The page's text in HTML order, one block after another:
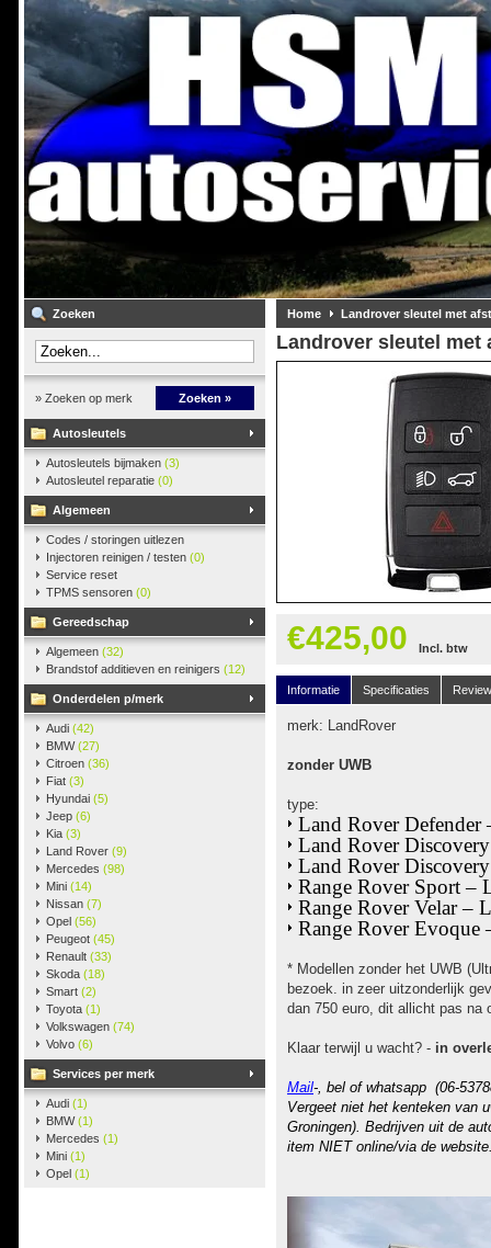
Zoeken
» Zoeken op merk Zoeken »
Autosleutels
Autosleutels bijmaken (3)
Autosleutel reparatie (0)
Algemeen
Codes / storingen uitlezen
Injectoren reinigen / testen (0)
Service reset
TPMS sensoren (0)
Gereedschap
Algemeen (32)
Brandstof additieven en reinigers (12)
Onderdelen p/merk
Audi (42)
BMW(27)
Citroen (36)
Fiat (3)
Hyundai (5)
Jeep (6)
Kia (3)
Land Rover (9)
Mercedes (98)
Mini (14)
Nissan (7)
Opel (56)
Peugeot (45)
Renault (33)
Skoda (18)
Smart (2)
Toyota (1)
Volkswagen (74)
Volvo (6)
Services per merk
Audi (1)
BMW(1)
Mercedes (1)
Mini (1)
Opel (1)
Home Landrover sleutel met
Landrover sleutel met
€425,00 Incl. btw
Informatie Specificaties
merk: LandRover
zonder UWB
type:
Land Rover
Land Rover
Land Rover
Range Rover Sport –
Range Rover Velar –
Range Rover
* Modellen zonder het UWB
bezoek. in zeer uitzonderlijk
dan 750 euro, dit allicht pas na
Klaar terwijl u wacht? - in
Mail-, bel of whatsapp (06-
Vergeet niet het kenteken van
Groningen). Bedrijven uit de
item NIET online/via de